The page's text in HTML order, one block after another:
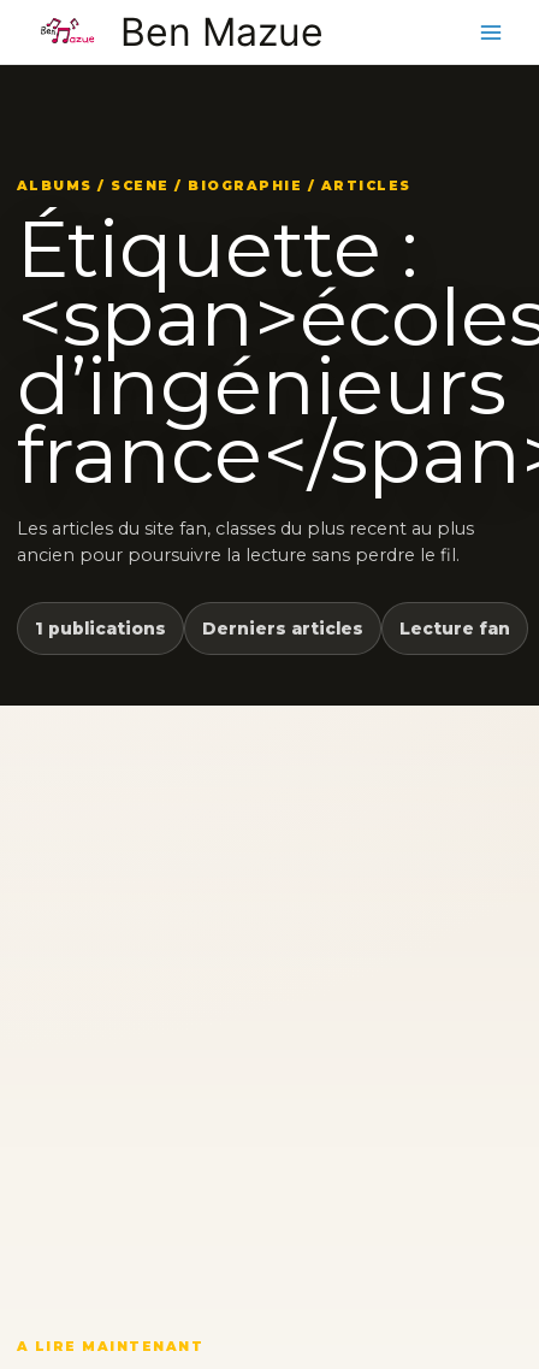
contenu
Ben Mazue
ALBUMS / SCENE / BIOGRAPHIE / ARTICLES
Étiquette :
d’ingénieurs
france</
Les articles du site fan, classes du plus recent au plus
ancien pour poursuivre la lecture sans perdre le fil.
1 publications Derniers articles Lecture fan
A LIRE MAINTENANT